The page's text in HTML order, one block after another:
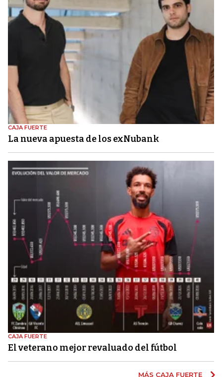
CAJA FUERTE
La nueva apuesta de los exNubank
CAJA FUERTE
El veterano mejor revaluado del fútbol
MÁS CAJA FUERTE